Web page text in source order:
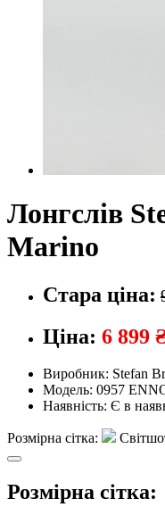
Лонгслів
Marino
Стара ціна:
Ціна: 6 899
Виробник: Stefan
Модель: 0957
Наявність: Є в
Розмірна сітка:
Розмірна сітка: